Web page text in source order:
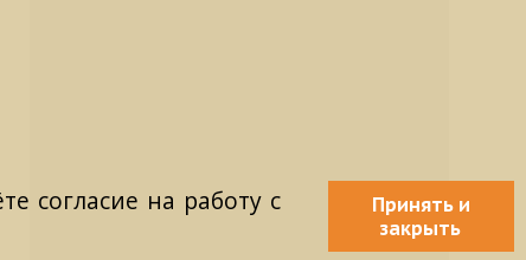
согласие на работу с
Принять и
закрыть